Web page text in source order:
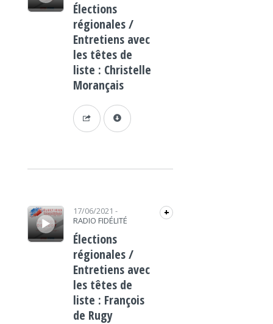
Élections
régionales /
Entretiens avec
les têtes de
liste : Christelle
Morançais
Lecteur audio 17/06/2021 -
RADIO FIDÉLITÉ
+
Élections
régionales /
Entretiens avec
les têtes de
liste : François
de Rugy